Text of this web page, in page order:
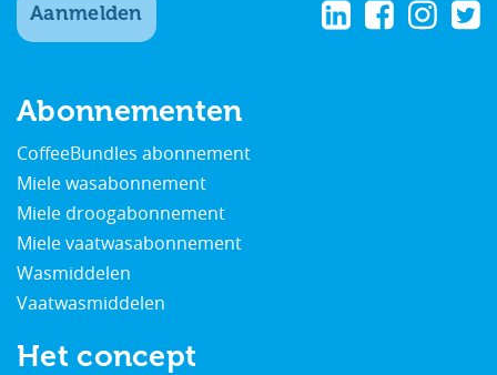
Aanmelden
Abonnementen
CoffeeBundles abonnement
Miele wasabonnement
Miele droogabonnement
Miele vaatwasabonnement
Wasmiddelen
Vaatwasmiddelen
Het concept